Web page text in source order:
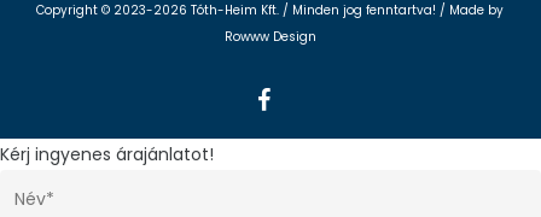
Copyright © 2023-2026 Tóth-Heim Kft. / Minden jog fenntartva! / Made by
Rowww Design
facebook
Kérj ingyenes árajánlatot!